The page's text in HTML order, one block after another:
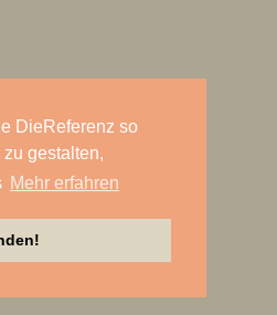
DieReferenz so
gestalten,
Mehr erfahren